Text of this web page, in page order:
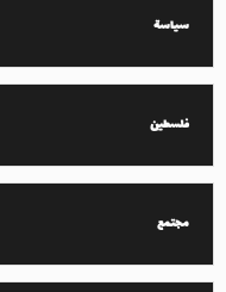
سياسة
فلسطين
مجتمع